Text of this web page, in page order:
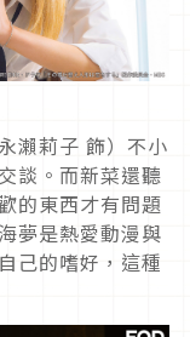
瀨莉子 飾）不小
談。而新菜還聽
的東西才有問題
夢是熱愛動漫與
己的嗜好，這種